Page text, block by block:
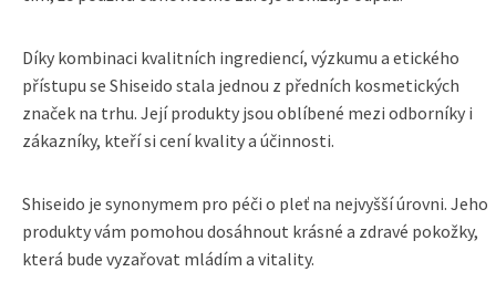
Díky kombinaci kvalitních ingrediencí, výzkumu a etického
přístupu se Shiseido stala jednou z předních kosmetických
značek na trhu. Její produkty jsou oblíbené mezi odborníky i
zákazníky, kteří si cení kvality a účinnosti.
Shiseido je synonymem pro péči o pleť na nejvyšší úrovni. Jeho
produkty vám pomohou dosáhnout krásné a zdravé pokožky,
která bude vyzařovat mládím a vitality.